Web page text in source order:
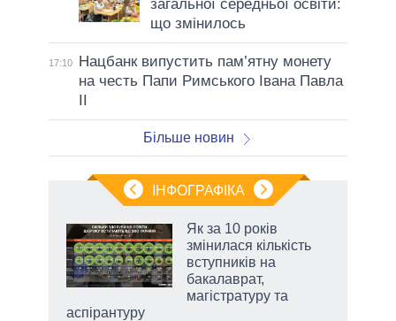
загальної середньої освіти:
що змінилось
17:10
Нацбанк випустить пам’ятну монету
на честь Папи Римського Івана Павла
II
Більше новин
ІНФОГРАФІКА
Як за 10 років
змінилася кількість
вступників на
бакалаврат,
магістратуру та
аспірантуру